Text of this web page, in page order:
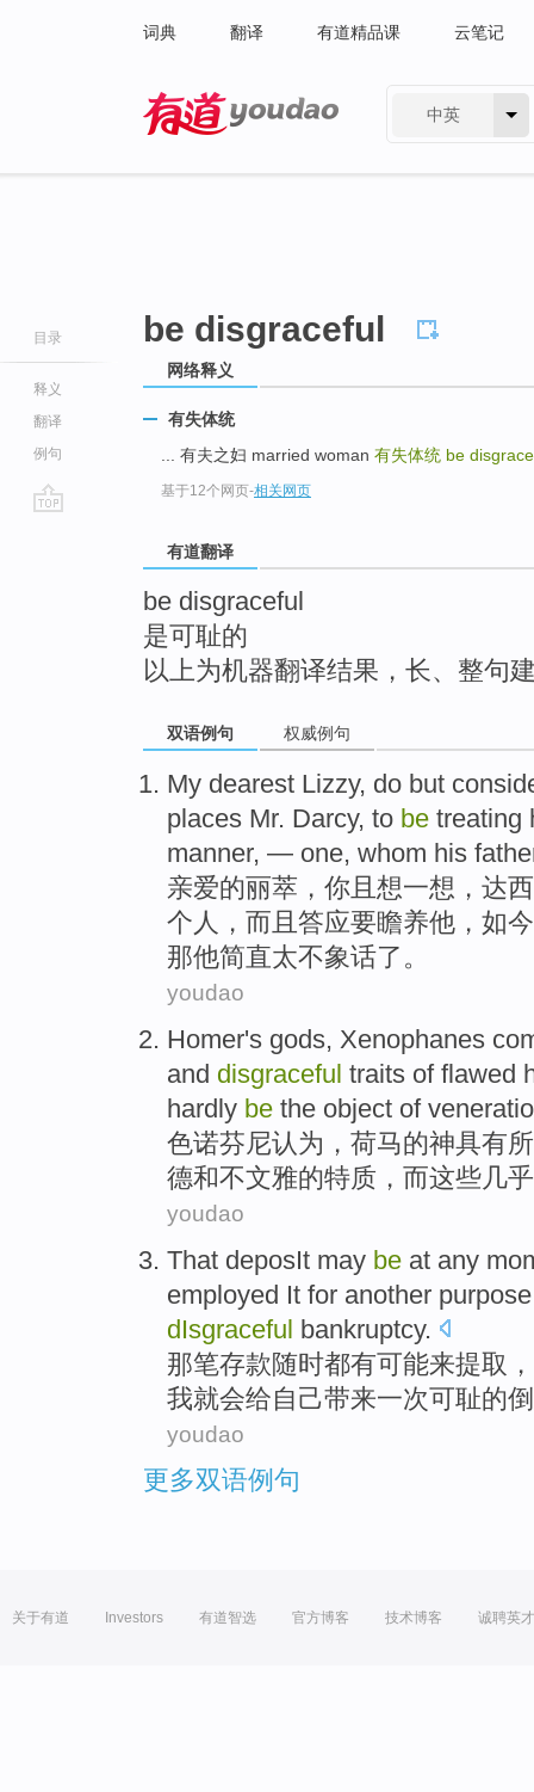
词典 翻译 有道精品课 云笔记
中英
目录
释义
翻译
例句
be disgraceful
网络释义
有失体统
... 有夫之妇 married woman 有失体统 be
基于12个网页-相关网页
有道翻译
be disgraceful
是可耻的
以上为机器翻译结果，长、整句
双语例句 权威例句
My dearest Lizzy, do but
places Mr. Darcy, to be treating
manner, — one, whom his
亲爱的丽萃 ， 你 且 想一想 ， 达西
个人 ，而且 答应要瞻养他 ，如
那他简直太不象话了 。
youdao
Homer's gods, Xenophanes
and disgraceful traits of flawed
hardly be the object of
色诺芬尼认为， 荷马的神具有
德和不文雅的特质 ， 而这些几
youdao
That deposIt may be at any
employed It for another purpose
dIsgraceful bankruptcy.
那笔存款随时都有可能来提取 ，
我就会给自己带来一次可耻的
youdao
更多双语例句
关于有道 Investors 有道智选 官方博客 技术博客 诚聘英才